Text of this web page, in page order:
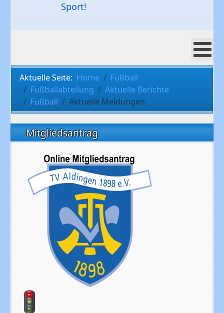
Sport!
Aktuelle Seite: Home
Fußball
Fußballabteilung
Aktuelle Berichte
Fußball
Aktuelle Meldungen
Mitgliedsantrag